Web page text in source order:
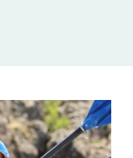
. Objednávku
627 Kč*.